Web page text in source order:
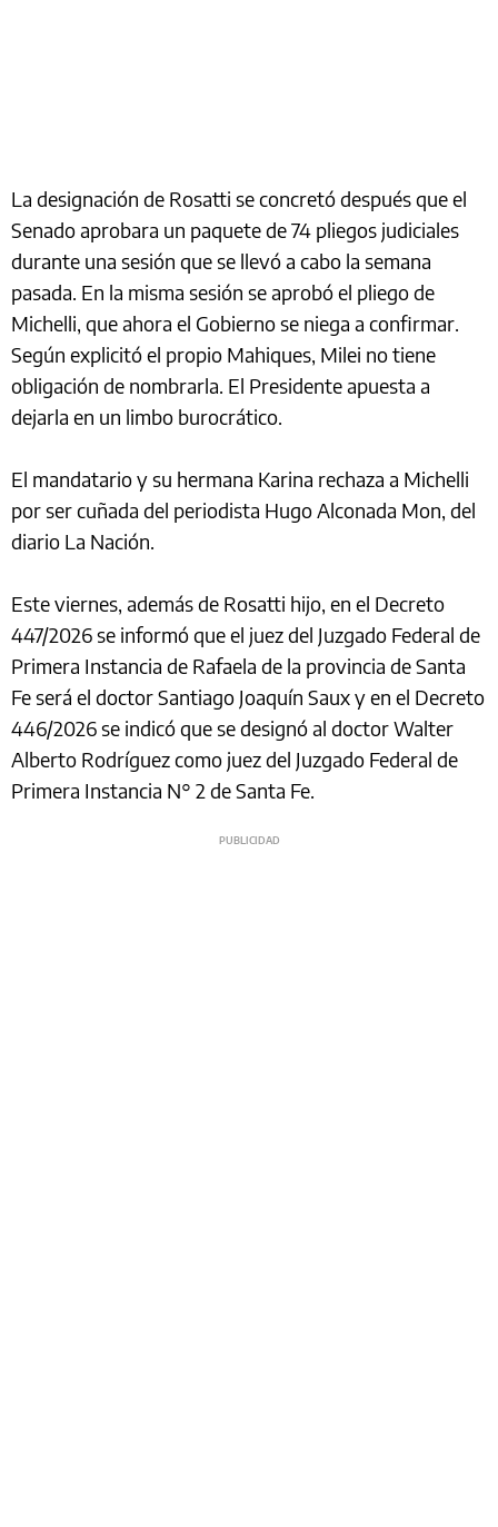
La designación de Rosatti se concretó después que el
Senado aprobara un paquete de 74 pliegos judiciales
durante una sesión que se llevó a cabo la semana
pasada. En la misma sesión se aprobó el pliego de
Michelli, que ahora el Gobierno se niega a confirmar.
Según explicitó el propio Mahiques, Milei no tiene
obligación de nombrarla. El Presidente apuesta a
dejarla en un limbo burocrático.
El mandatario y su hermana Karina rechaza a Michelli
por ser cuñada del periodista Hugo Alconada Mon, del
diario La Nación.
Este viernes, además de Rosatti hijo, en el Decreto
447/2026 se informó que el juez del Juzgado Federal de
Primera Instancia de Rafaela de la provincia de Santa
Fe será el doctor Santiago Joaquín Saux y en el Decreto
446/2026 se indicó que se designó al doctor Walter
Alberto Rodríguez como juez del Juzgado Federal de
Primera Instancia N° 2 de Santa Fe.